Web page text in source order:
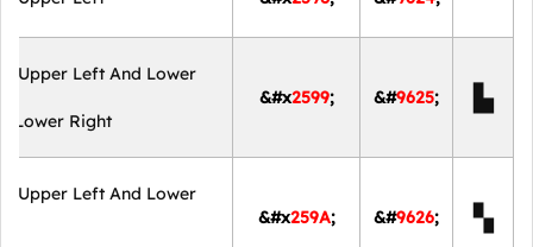
▙
&#9625;
&#x2599;
Upper Left And Lower
Lower Right
▚
&#9626;
&#x259A;
Upper Left And Lower